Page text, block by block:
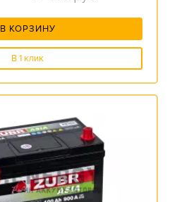
В КОРЗИНУ
В 1 клик